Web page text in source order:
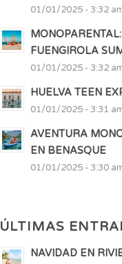
01/01/2025 - 3:32
MONOPARENTAL:
FUENGIROLA
01/01/2025 - 3:32
HUELVA TEEN
01/01/2025 - 3:31
AVENTURA
EN BENASQUE
01/01/2025 - 3:30
ÚLTIMAS
NAVIDAD EN